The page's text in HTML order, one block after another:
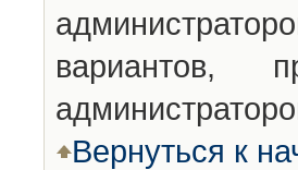
вариантов,
Вернуться к